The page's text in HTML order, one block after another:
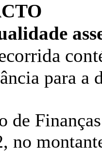
para a
de
no